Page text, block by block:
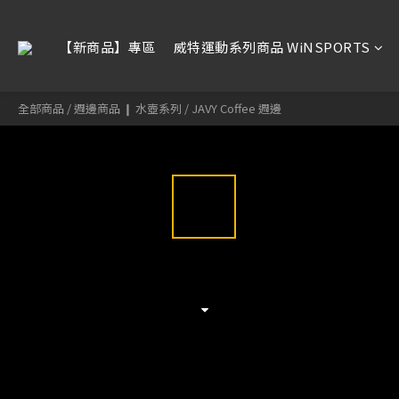
【新商品】專區 威特運動系列商品 WiNSPORTS
全部商品 /週邊商品 ❙ 水壺系列 / JAVY Coffee 週邊